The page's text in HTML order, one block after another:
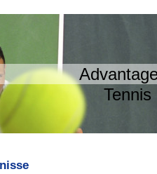
und